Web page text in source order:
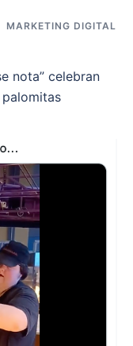
MARKETING DIGITAL